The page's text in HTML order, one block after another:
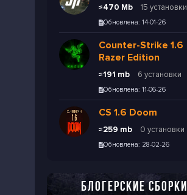
≈470 Mb 15 установки
Обновлена: 14-01-26
Counter-Strike 1.6
Razer Edition
≈191 mb 6 установки
Обновлена: 11-06-26
CS 1.6 Doom
≈259 mb 0 установки
Обновлена: 28-02-26
БЛОГЕРСКИЕ СБОРКИ